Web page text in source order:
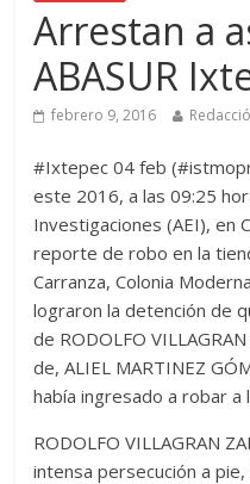
Arrestan a
ABASUR
febrero 9, 2016
#Ixtepec 04 feb
este 2016, a las 09:25
Investigaciones (AEI), en
reporte de robo en la
Carranza, Colonia
lograron la detención de
de RODOLFO
de, ALIEL MARTINEZ
había ingresado a robar a
RODOLFO VILLAGRAN
intensa persecución a